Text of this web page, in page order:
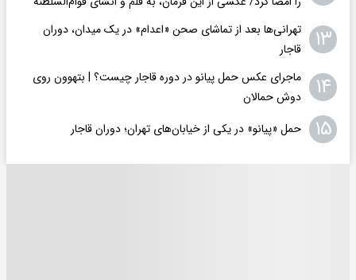
۱۳
تهرانی‌ها بعد از تماشای صحن «اعدام» در یک میدان، دوران
قاجار
۱۴
ماجرای عکس حمل پیانو در دوره قاجار چیست؟ | بتهوون روی
دوش حمالان
۱۵ حمل «پیانو» در یکی از خیابان‌های تهران؛ دوران قاجار